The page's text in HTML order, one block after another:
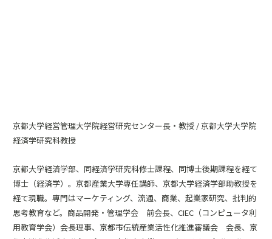
京都大学経営管理大学院経営研究センター長・教授 / 京都大学大学院
経済学研究科教授
京都大学経済学部、同経済学研究科修士課程、同博士後期課程を経て
博士（経済学）。京都産業大学専任講師、京都大学経済学部助教授を
経て現職。専門はマーケティング、流通、商業、起業家研究、批判的
思考教育など。商品開発・管理学会 前会長、CIEC（コンピュータ利
用教育学会）会長理事、京都市伝統産業活性化推進審議会 会長、京